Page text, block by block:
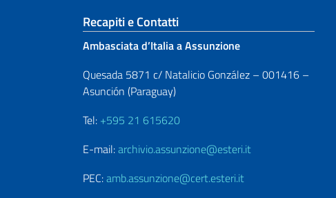
Sezione footer
Recapiti e Contatti
Ambasciata d’Italia a Assunzione
Quesada 5871 c/ Natalicio González – 001416 –
Asunción (Paraguay)
Tel: +595 21 615620
E-mail:archivio.assunzione@esteri.it
PEC:amb.assunzione@cert.esteri.it